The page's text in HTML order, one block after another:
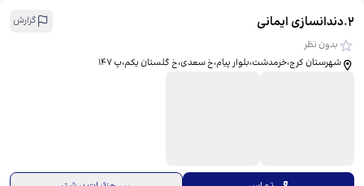
2
.دندانسازی ایمانی
گزارش
بدون نظر
شهرستان کرج،خرمدشت،بلوار پیام،خ سعدی،خ گلستان یکم،پ ۱۴۷